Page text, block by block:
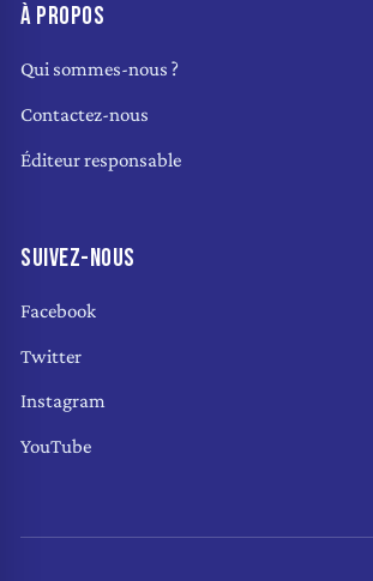
À PROPOS
Qui sommes-nous ?
Contactez-nous
Éditeur responsable
SUIVEZ-NOUS
Facebook
Twitter
Instagram
YouTube